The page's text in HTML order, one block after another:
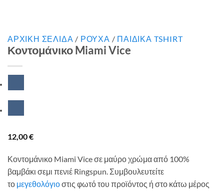
ΑΡΧΙΚΉ ΣΕΛΊΔΑ / ΡΟΥΧΑ / ΠΑΙΔΙΚΑ TSHIRT
Κοντομάνικο Miami Vice
12,00€
Κοντομάνικο Miami Vice σε μαύρο χρώμα από 100%
βαμβάκι σεμι πενιέ Ringspun. Συμβουλευτείτε
το μεγεθολόγιοστις φωτό του προϊόντος ή στο κάτω μέρος